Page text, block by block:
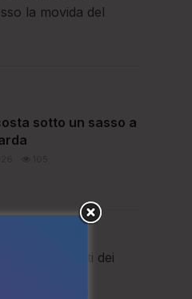
la movida del
sotto un sasso a
due
(nei confronti dei
orale.